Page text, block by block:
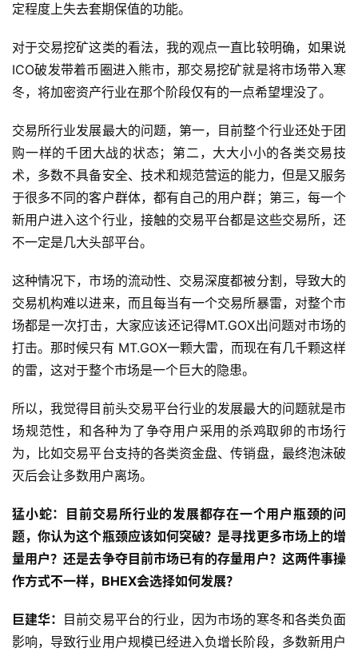
定程度上失去套期保值的功能。
对于交易挖矿这类的看法，我的观点一直比较明确，如果说
ICO破发带着币圈进入熊市，那交易挖矿就是将市场带入寒
冬，将加密资产行业在那个阶段仅有的一点希望埋没了。
交易所行业发展最大的问题，第一，目前整个行业还处于团
购一样的千团大战的状态；第二，大大小小的各类交易技
术，多数不具备安全、技术和规范营运的能力，但是又服务
于很多不同的客户群体，都有自己的用户群；第三，每一个
新用户进入这个行业，接触的交易平台都是这些交易所，还
不一定是几大头部平台。
这种情况下，市场的流动性、交易深度都被分割，导致大的
交易机构难以进来，而且每当有一个交易所暴雷，对整个市
场都是一次打击，大家应该还记得MT.GOX出问题对市场的
打击。那时候只有 MT.GOX一颗大雷，而现在有几千颗这样
的雷，这对于整个市场是一个巨大的隐患。
所以，我觉得目前头交易平台行业的发展最大的问题就是市
场规范性，和各种为了争夺用户采用的杀鸡取卵的市场行
为，比如交易平台支持的各类资金盘、传销盘，最终泡沫破
灭后会让多数用户离场。
猛小蛇：目前交易所行业的发展都存在一个用户瓶颈的问
题，你认为这个瓶颈应该如何突破？是寻找更多市场上的增
量用户？还是去争夺目前市场已有的存量用户？这两件事操
作方式不一样，BHEX会选择如何发展？
巨建华：
目前交易平台的行业，因为市场的寒冬和各类负面
影响，导致行业用户规模已经进入负增长阶段，多数新用户